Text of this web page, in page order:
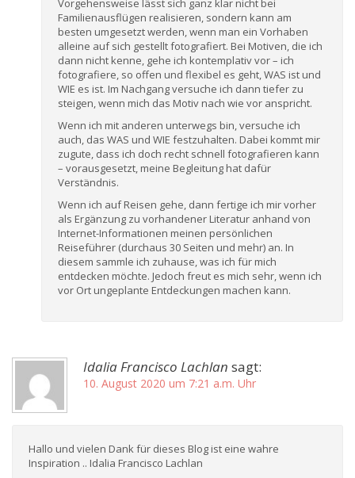
Vorgehensweise lässt sich ganz klar nicht bei
Familienausflügen realisieren, sondern kann am
besten umgesetzt werden, wenn man ein Vorhaben
alleine auf sich gestellt fotografiert. Bei Motiven, die ich
dann nicht kenne, gehe ich kontemplativ vor – ich
fotografiere, so offen und flexibel es geht, WAS ist und
WIE es ist. Im Nachgang versuche ich dann tiefer zu
steigen, wenn mich das Motiv nach wie vor anspricht.
Wenn ich mit anderen unterwegs bin, versuche ich
auch, das WAS und WIE festzuhalten. Dabei kommt mir
zugute, dass ich doch recht schnell fotografieren kann
– vorausgesetzt, meine Begleitung hat dafür
Verständnis.
Wenn ich auf Reisen gehe, dann fertige ich mir vorher
als Ergänzung zu vorhandener Literatur anhand von
Internet-Informationen meinen persönlichen
Reiseführer (durchaus 30 Seiten und mehr) an. In
diesem sammle ich zuhause, was ich für mich
entdecken möchte. Jedoch freut es mich sehr, wenn ich
vor Ort ungeplante Entdeckungen machen kann.
Idalia Francisco Lachlan sagt:
10. August 2020 um 7:21 a.m. Uhr
Hallo und vielen Dank für dieses Blog ist eine wahre
Inspiration .. Idalia Francisco Lachlan